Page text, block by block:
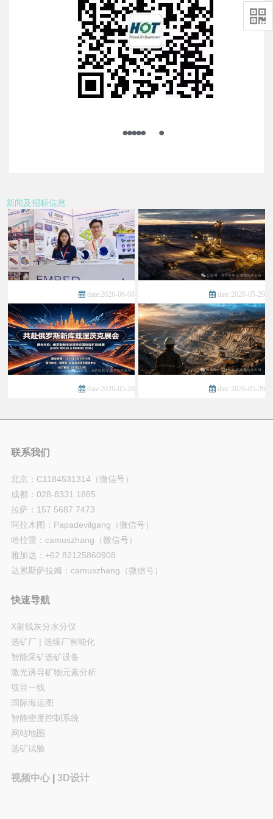
新闻及招标信息
date:2026-06-08 date:2026-05-29
date:2026-05-26 date:2026-05-26
联系我们
北京：C1184531314（微信号）
成都：028-8331 1885
拉萨：157 5687 7473
阿拉木图：Papadevilgang（微信号）
哈拉雷：camuszhang（微信号）
雅加达：+62 82125860908
达累斯萨拉姆：camuszhang（微信号）
快速导航
X射线灰分水分仪
选矿厂 | 选煤厂智能化
智能采矿选矿设备
激光诱导矿物元素分析
项目一线
国际海运图
智能密度控制系统
网站地图
选矿试验
视频中心 3D设计
